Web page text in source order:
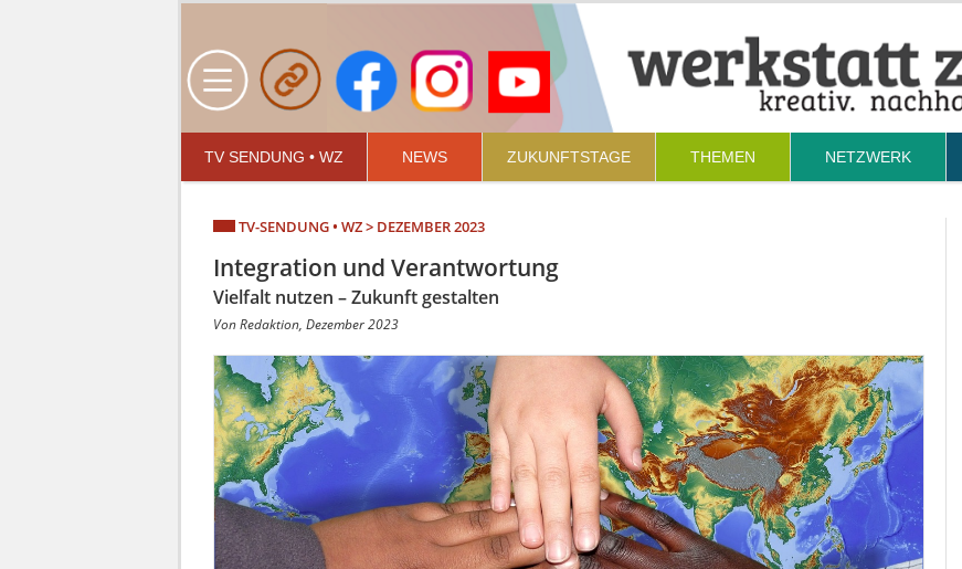
TV SENDUNG • WZ NEWS ZUKUNFTSTAGE THEMEN NETZWERK
TV-SENDUNG • WZ > DEZEMBER 2023
Integration und Verantwortung
Vielfalt nutzen – Zukunft gestalten
Von Redaktion, Dezember 2023